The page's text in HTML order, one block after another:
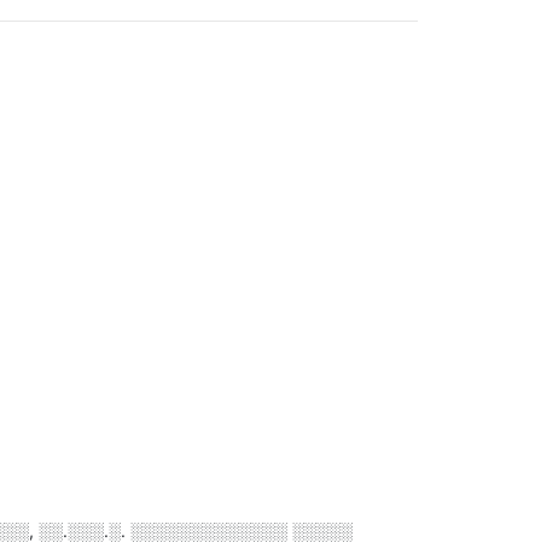
░░.░░░.░. ░░░░░░░░░░░░░ ░░░░░